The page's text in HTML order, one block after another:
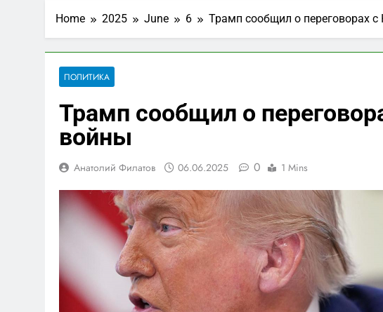
Home 2025 June 6 Трамп сообщил о переговорах
ПОЛИТИКА
Трамп сообщил о
войны
Анатолий Филатов 06.06.2025 0 1 Mins